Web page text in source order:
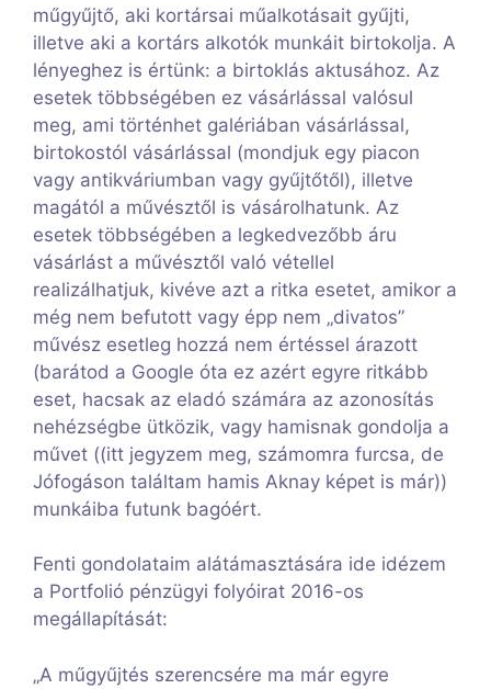
műgyűjtő, aki kortársai műalkotásait gyűjti,
illetve aki a kortárs alkotók munkáit birtokolja. A
lényeghez is értünk: a birtoklás aktusához. Az
esetek többségében ez vásárlással valósul
meg, ami történhet galériában vásárlással,
birtokostól vásárlással (mondjuk egy piacon
vagy antikváriumban vagy gyűjtőtől), illetve
magától a művésztől is vásárolhatunk. Az
esetek többségében a legkedvezőbb áru
vásárlást a művésztől való vétellel
realizálhatjuk, kivéve azt a ritka esetet, amikor a
még nem befutott vagy épp nem „divatos”
művész esetleg hozzá nem értéssel árazott
(barátod a Google óta ez azért egyre ritkább
eset, hacsak az eladó számára az azonosítás
nehézségbe ütközik, vagy hamisnak gondolja a
művet ((itt jegyzem meg, számomra furcsa, de
Jófogáson találtam hamis Aknay képet is már))
munkáiba futunk bagóért.
Fenti gondolataim alátámasztására ide idézem
a Portfolió pénzügyi folyóirat 2016-os
megállapítását:
„A műgyűjtés szerencsére ma már egyre